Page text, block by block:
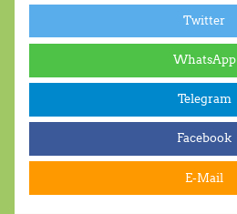
Vorsitzende der
BÜNDNIS 90/DIE GRÜNEN
wird aus seinem Buch
„Fleischfabrik
Twitter
WhatsApp
Telegram
Facebook
E-Mail